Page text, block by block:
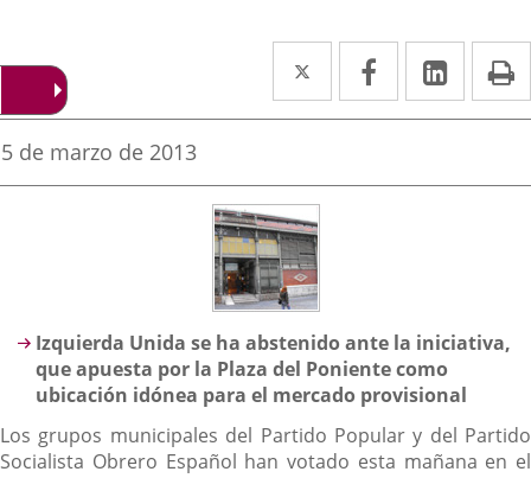
Twitter
Enlace
a
aplicación
externa.
Facebook
Enlace
a
aplicación
Enlace
a
Fecha
la
5 de marzo de 2013
Descripción
Izquierda Unida se ha abstenido ante la iniciativa,
que apuesta por la Plaza del Poniente como
ubicación idónea para el mercado provisional
Los grupos municipales del Partido Popular y del Partido
Socialista Obrero Español han votado esta mañana en el